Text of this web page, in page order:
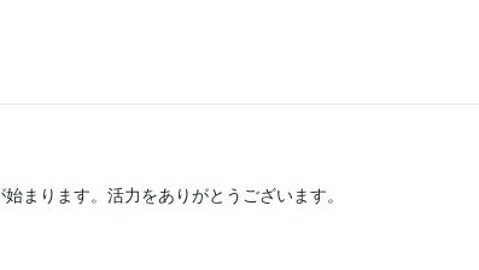
まります。活力をありがとうございます。